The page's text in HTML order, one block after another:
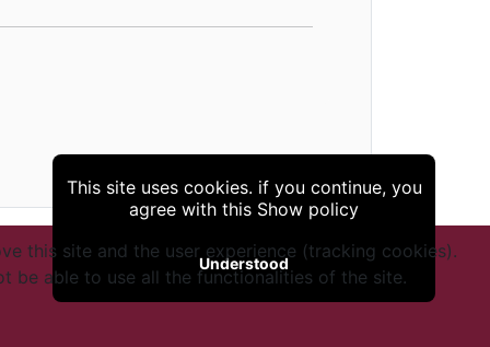
this site and the user experience (tracking cookies).
be able to use all the functionalities of the site.
This site uses cookies. if you continue, you
agree with this Show policy
Understood